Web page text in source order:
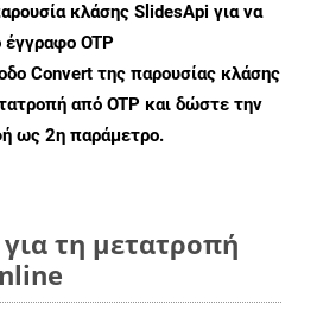
κλάσης SlidesApi για να
OTP
Convert της παρουσίας κλάσης
από OTP και δώστε την
ως 2η παράμετρο.
τη μετατροπή